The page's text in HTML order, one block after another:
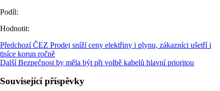
Podíl:
Hodnotit:
Předchozí ČEZ Prodej sníží ceny elektřiny i plynu, zákazníci ušetří i
tisíce korun ročně
Další Bezpečnost by měla být při volbě kabelů hlavní prioritou
Související příspěvky